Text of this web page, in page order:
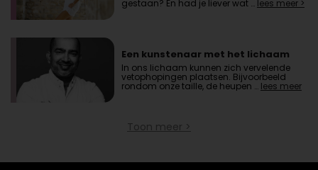
gestaan? En had je liever wat …lees meer >
Een kunstenaar met het lichaam
In ons lichaam kunnen zich vervelende
vetophopingen plaatsen. Bijvoorbeeld
rondom onze taille, de heupen … lees meer
Toon meer >